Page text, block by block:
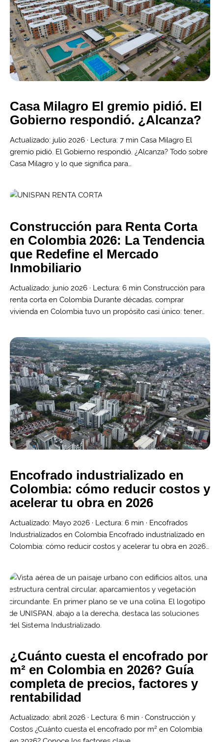
Casa Milagro El gremio pidió. El
Gobierno respondió. ¿Alcanza?
Actualizado: julio 2026 · Lectura: 7 min Casa Milagro El
gremio pidió. El Gobierno respondió. ¿Alcanza? Todo sobre
Casa Milagro y lo que significa para…
Construcción para Renta Corta
en Colombia 2026: La Tendencia
que Redefine el Mercado
Inmobiliario
Actualizado: junio 2026 · Lectura: 6 min Construcción para
renta corta en Colombia Durante décadas, comprar
vivienda en Colombia tuvo un propósito casi único: tener…
Encofrado industrializado en
Colombia: cómo reducir costos y
acelerar tu obra en 2026
Actualizado: Mayo 2026 · Lectura: 6 min · Encofrados
Industrializados en Colombia Encofrado industrializado en
Colombia: cómo reducir costos y acelerar tu obra en 2026…
¿Cuánto cuesta el encofrado por
m² en Colombia en 2026? Guía
completa de precios, factores y
rentabilidad
Actualizado: abril 2026 · Lectura: 6 min · Construcción y
Costos ¿Cuánto cuesta el encofrado por m² en Colombia